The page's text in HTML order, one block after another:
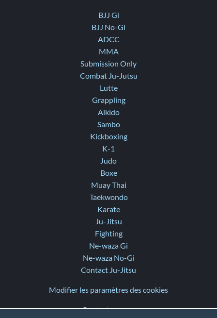
BJJ Gi
BJJ No-Gi
ADCC
MMA
Submission Only
Combat Ju-Jutsu
Lutte
Grappling
Aikido
Sambo
Kickboxing
K-1
Judo
Boxe
Muay Thai
Taekwondo
Karate
Ju-Jitsu
Fighting
Ne-waza Gi
Ne-waza No-Gi
Contact Ju-Jitsu
Modifier les paramètres des cookies
Contactez-nous